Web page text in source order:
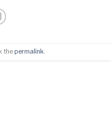
thepermalink.